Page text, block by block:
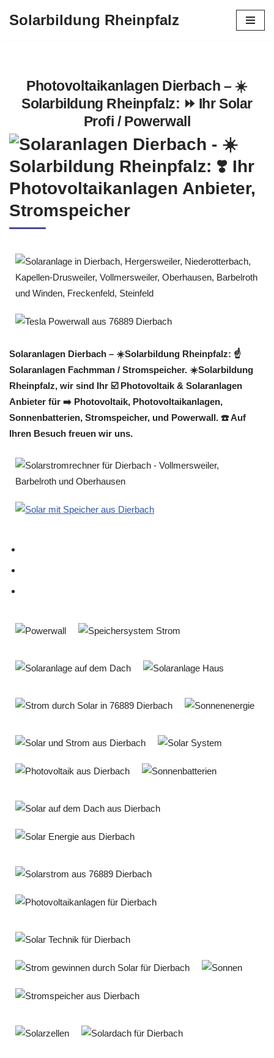
Solarbildung Rheinpfalz
Photovoltaikanlagen Dierbach – ☀️
Solarbildung Rheinpfalz: ⏩ Ihr Solar
Profi / Powerwall
Solaranlagen Dierbach – ☀️Solarbildung Rheinpfalz: ☝️
Solaranlagen Fachmman / Stromspeicher. ☀️Solarbildung
Rheinpfalz, wir sind Ihr ☑️ Photovoltaik & Solaranlagen
Anbieter für ➡️ Photovoltaik, Photovoltaikanlagen,
Sonnenbatterien, Stromspeicher, und Powerwall. ☎️ Auf
Ihren Besuch freuen wir uns.